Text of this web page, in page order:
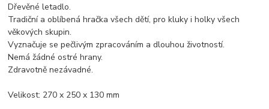
Dřevěné letadlo.
Tradiční a oblíbená hračka všech dětí, pro kluky i holky všech
věkových skupin.
Vyznačuje se pečlivým zpracováním a dlouhou životností.
Nemá žádné ostré hrany.
Zdravotně nezávadné.
Velikost: 270 x 250 x 130 mm